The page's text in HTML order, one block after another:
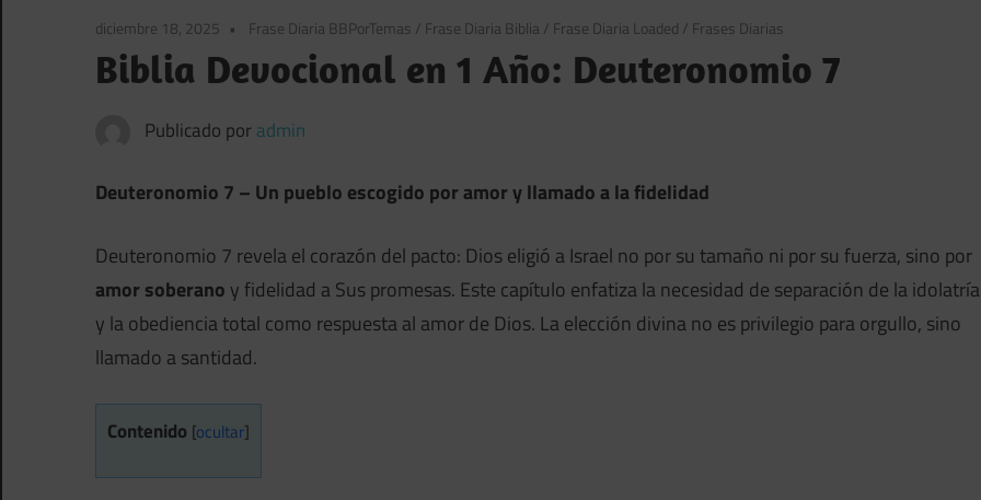
diciembre 18, 2025 Frase Diaria BBPorTemas / Frase Diaria Biblia / Frase Diaria Loaded / Frases Diarias
Biblia Devocional en 1 Año: Deuteronomio 7
Publicado por admin
Deuteronomio 7 – Un pueblo escogido por amor y llamado a la fidelidad
Deuteronomio 7 revela el corazón del pacto: Dios eligió a Israel no por su tamaño ni por su fuerza, sino por
amor soberano y fidelidad a Sus promesas. Este capítulo enfatiza la necesidad de separación de la idolatría
y la obediencia total como respuesta al amor de Dios. La elección divina no es privilegio para orgullo, sino
llamado a santidad.
Contenido [ocultar]